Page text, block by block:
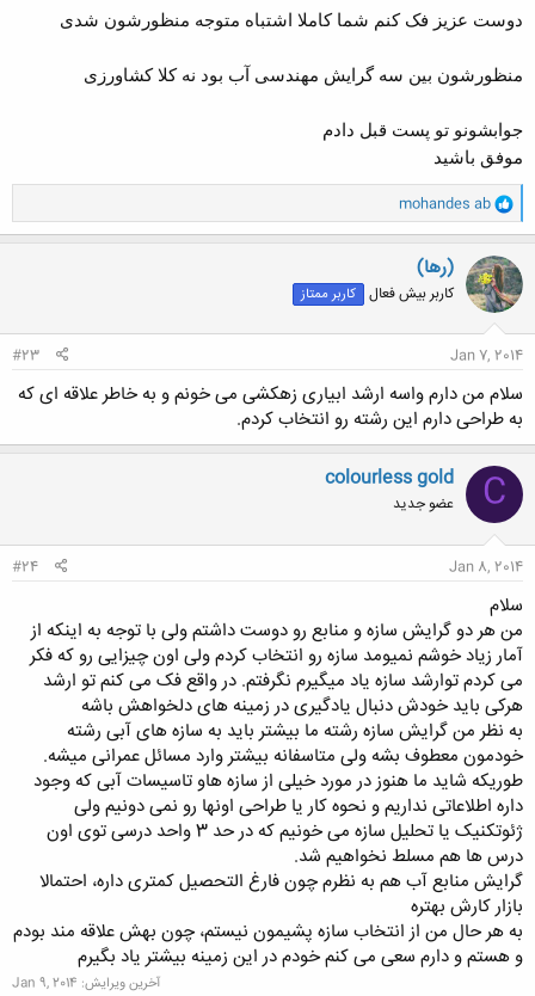
مكانيك ماشين‌هاي كشاورزي
بیماری شناسی
خیلی زیادن اما میزان سختیش بستکی به رشته لیسانست داره
با توجه ب لیسانسی ک داری راحتتر میشه انتخاب کرد
دوست عزیز فک کنم شما کاملا اشتباه متوجه منظورشون شدی
منظورشون بین سه گرایش مهندسی آب بود نه کلا کشاورزی
جوابشونو تو پست قبل دادم
موفق باشید
و
ا
ک
ن
ش
ه
ا
mohandes ab
(رها)
کاربر بیش فعال کاربر ممتاز
Jan 7, 2014
#23
سلام من دارم واسه ارشد ابیاری زهکشی می خونم و به خاطر علاقه ای که
به طراحی دارم این رشته رو انتخاب کردم.
C
colourless gold
عضو جدید
Jan 8, 2014
#24
سلام
من هر دو گرایش سازه و منابع رو دوست داشتم ولی با توجه به اینکه از
آمار زیاد خوشم نمیومد سازه رو انتخاب کردم ولی اون چیزایی رو که فکر
می کردم توارشد سازه یاد میگیرم نگرفتم. در واقع فک می کنم تو ارشد
هرکی باید خودش دنبال یادگیری در زمینه های دلخواهش باشه
به نظر من گرایش سازه رشته ما بیشتر باید به سازه های آبی رشته
خودمون معطوف بشه ولی متاسفانه بیشتر وارد مسائل عمرانی میشه.
طوریکه شاید ما هنوز در مورد خیلی از سازه هاو تاسیسات آبی که وجود
داره اطلاعاتی نداریم و نحوه کار یا طراحی اونها رو نمی دونیم ولی
ژئوتکنیک یا تحلیل سازه می خونیم که در حد 3 واحد درسی توی اون
درس ها هم مسلط نخواهیم شد.
گرایش منابع آب هم به نظرم چون فارغ التحصیل کمتری داره، احتمالا
بازار کارش بهتره
به هر حال من از انتخاب سازه پشیمون نیستم، چون بهش علاقه مند بودم
و هستم و دارم سعی می کنم خودم در این زمینه بیشتر یاد بگیرم
آخرین ویرایش: Jan 9, 2014